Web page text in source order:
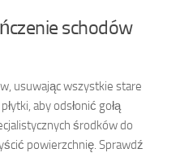
schodów
usuwając wszystkie stare
aby odsłonić gołą
środków do
powierzchnię. Sprawdź